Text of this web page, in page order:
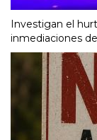
Investigan el
inmediaciones